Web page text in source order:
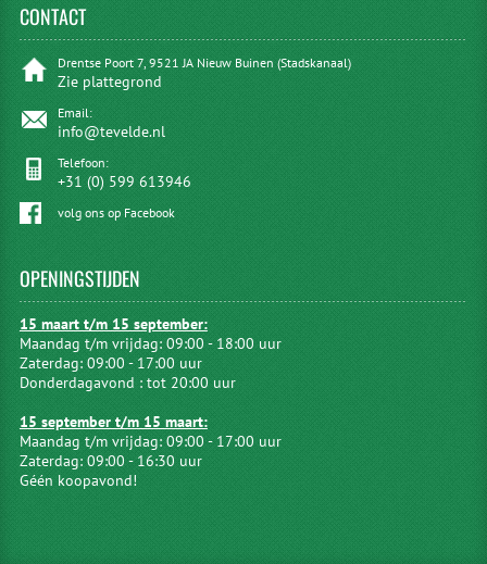
CONTACT
Drentse Poort 7, 9521 JA Nieuw Buinen (Stadskanaal)
Zie plattegrond
Email:
info@tevelde.nl
Telefoon:
+31 (0) 599 613946
volg ons op Facebook
OPENINGSTIJDEN
15 maart t/m 15 september:
Maandag t/m vrijdag: 09:00 - 18:00 uur
Zaterdag: 09:00 - 17:00 uur
Donderdagavond : tot 20:00 uur
15 september t/m 15 maart:
Maandag t/m vrijdag: 09:00 - 17:00 uur
Zaterdag: 09:00 - 16:30 uur
Géén koopavond!